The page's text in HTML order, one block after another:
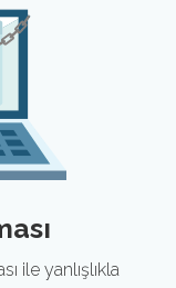
ile yanlışlıkla